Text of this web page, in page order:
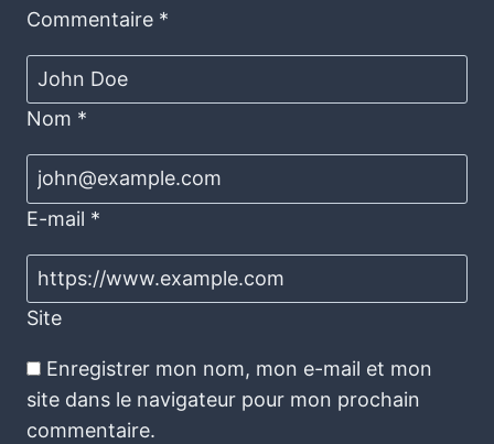
Commentaire *
Nom *
E-mail *
Site
Enregistrer mon nom, mon e-mail et mon
site dans le navigateur pour mon prochain
commentaire.